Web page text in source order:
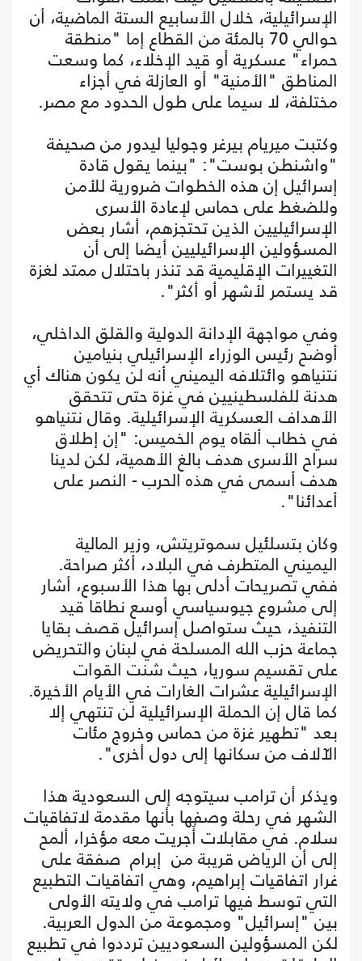
الإسرائيلية، خلال الأسابيع الستة الماضية، أن
حوالي 70 بالمئة من القطاع إما "منطقة
حمراء" عسكرية أو قيد الإخلاء، كما وسعت
المناطق "الأمنية" أو العازلة في أجزاء
مختلفة، لا سيما على طول الحدود مع مصر.
وكتبت ميريام بيرغر وجوليا ليدور من صحيفة
"واشنطن بوست": "بينما يقول قادة
إسرائيل إن هذه الخطوات ضرورية للأمن
وللضغط على حماس لإعادة الأسرى
الإسرائيليين الذين تحتجزهم، أشار بعض
المسؤولين الإسرائيليين أيضا إلى أن
التغييرات الإقليمية قد تنذر باحتلال ممتد لغزة
قد يستمر لأشهر أو أكثر".
وفي مواجهة الإدانة الدولية والقلق الداخلي،
أوضح رئيس الوزراء الإسرائيلي بنيامين
نتنياهو وائتلافه اليميني أنه لن يكون هناك أي
هدنة للفلسطينيين في غزة حتى تتحقق
الأهداف العسكرية الإسرائيلية. وقال نتنياهو
في خطاب ألقاه يوم الخميس: "إن إطلاق
سراح الأسرى هدف بالغ الأهمية، لكن لدينا
هدف أسمى في هذه الحرب - النصر على
أعدائنا".
وكان بتسلئيل سموتريتش، وزير المالية
اليميني المتطرف في البلاد، أكثر صراحة.
ففي تصريحات أدلى بها هذا الأسبوع، أشار
إلى مشروع جيوسياسي أوسع نطاقا قيد
التنفيذ، حيث ستواصل إسرائيل قصف بقايا
جماعة حزب الله المسلحة في لبنان والتحريض
على تقسيم سوريا، حيث شنت القوات
الإسرائيلية عشرات الغارات في الأيام الأخيرة.
كما قال إن الحملة الإسرائيلية لن تنتهي إلا
بعد "تطهير غزة من حماس وخروج مئات
الآلاف من سكانها إلى دول أخرى".
ويذكر أن ترامب سيتوجه إلى السعودية هذا
الشهر في رحلة وصفها بأنها مقدمة لاتفاقيات
سلام. في مقابلات أُجريت معه مؤخرا، ألمح
إلى أن الرياض قريبة من إبرام صفقة على
غرار اتفاقيات إبراهيم، وهي اتفاقيات التطبيع
التي توسط فيها ترامب في ولايته الأولى
بين "إسرائيل" ومجموعة من الدول العربية.
لكن المسؤولين السعوديين ترددوا في تطبيع